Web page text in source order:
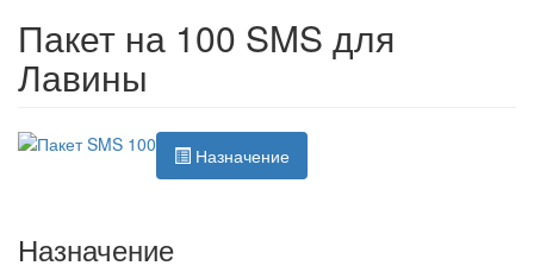
Пакет на 100 SMS для
Лавины
Назначение
Назначение